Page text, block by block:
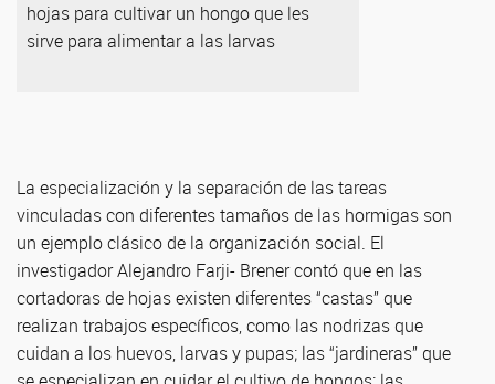
hojas para cultivar un hongo que les
sirve para alimentar a las larvas
La especialización y la separación de las tareas
vinculadas con diferentes tamaños de las hormigas son
un ejemplo clásico de la organización social. El
investigador Alejandro Farji- Brener contó que en las
cortadoras de hojas existen diferentes “castas” que
realizan trabajos específicos, como las nodrizas que
cuidan a los huevos, larvas y pupas; las “jardineras” que